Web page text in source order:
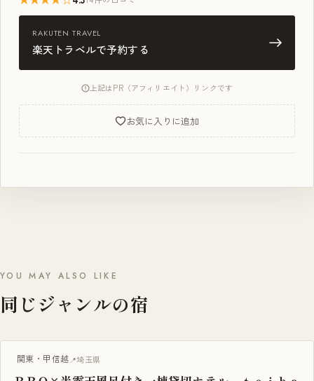
RAKUTEN TRAVEL
楽天トラベルで予約する
上記はPR（アフィリエイト）リンクです
お気に入りに追加
YOU MAY ALSO LIKE
同じジャンルの宿
BBQ・焚き火
関東・甲信越 埼玉県